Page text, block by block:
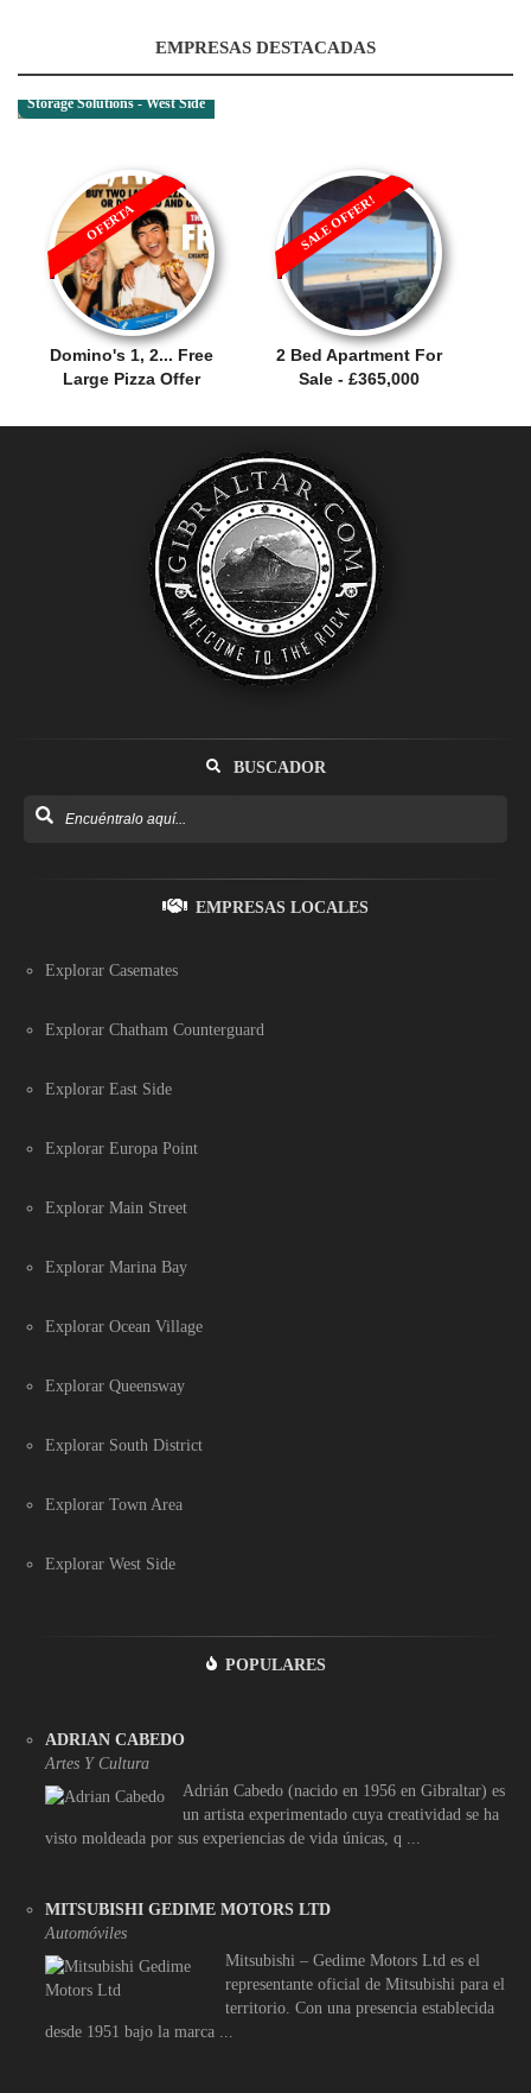
EMPRESAS DESTACADAS
Storage Solutions - West Side
Domino's 1, 2... Free
Large Pizza Offer
OFERTA
2 Bed Apartment For
Sale - £365,000
SALE OFFER!
BUSCADOR
EMPRESAS LOCALES
Explorar Casemates
Explorar Chatham Counterguard
Explorar East Side
Explorar Europa Point
Explorar Main Street
Explorar Marina Bay
Explorar Ocean Village
Explorar Queensway
Explorar South District
Explorar Town Area
Explorar West Side
POPULARES
ADRIAN CABEDO
Artes Y Cultura
Adrián Cabedo (nacido en 1956 en Gibraltar) es
un artista experimentado cuya creatividad se ha
visto moldeada por sus experiencias de vida únicas, q ...
MITSUBISHI GEDIME MOTORS LTD
Automóviles
Mitsubishi – Gedime Motors Ltd es el
representante oficial de Mitsubishi para el
territorio. Con una presencia establecida
desde 1951 bajo la marca ...